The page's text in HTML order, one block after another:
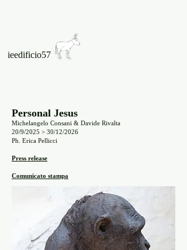
ieedificio57
Personal Jesus
Michelangelo Consani & Davide Rivalta
20/9/2025 > 30/12/2026
Ph. Erica Pellicci
Press release
Comunicato stampa